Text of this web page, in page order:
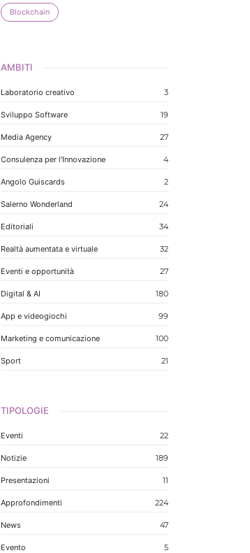
Blockchain
AMBITI
Laboratorio creativo 3
Sviluppo Software 19
Media Agency 27
Consulenza per l'Innovazione 4
Angolo Guiscards 2
Salerno Wonderland 24
Editoriali 34
Realtà aumentata e virtuale 32
Eventi e opportunità 27
Digital & AI 180
App e videogiochi 99
Marketing e comunicazione 100
Sport 21
TIPOLOGIE
Eventi 22
Notizie 189
Presentazioni 11
Approfondimenti 224
News 47
Evento 5